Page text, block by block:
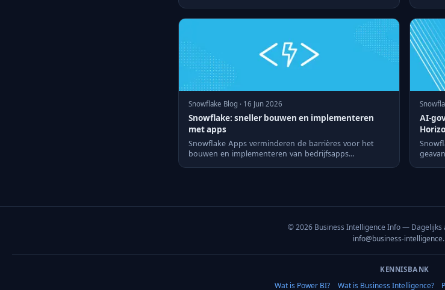
Snowflake Blog · 16 Jun 2026
Snowflake: sneller bouwen en implementeren
met apps
Snowflake Apps verminderen de barrières voor het
bouwen en implementeren van bedrijfsapps
AI-
© 2026 Business Intelligence Info — Dagelijks
info@business-
KENNISBANK
Wat is Power BI? Wat is Business Intelligence?